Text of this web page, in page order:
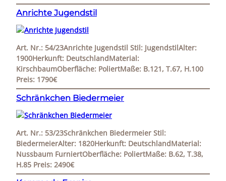
Anrichte Jugendstil
Art. Nr.: 54/23Anrichte Jugendstil Stil: JugendstilAlter:
1900Herkunft: DeutschlandMaterial:
KirschbaumOberfläche: PoliertMaße: B.121, T.67, H.100
Preis: 1790€
Schränkchen Biedermeier
Art. Nr.: 53/23Schränkchen Biedermeier Stil:
BiedermeierAlter: 1820Herkunft: DeutschlandMaterial:
Nussbaum FurniertOberfläche: PoliertMaße: B.62, T.38,
H.85 Preis: 2490€